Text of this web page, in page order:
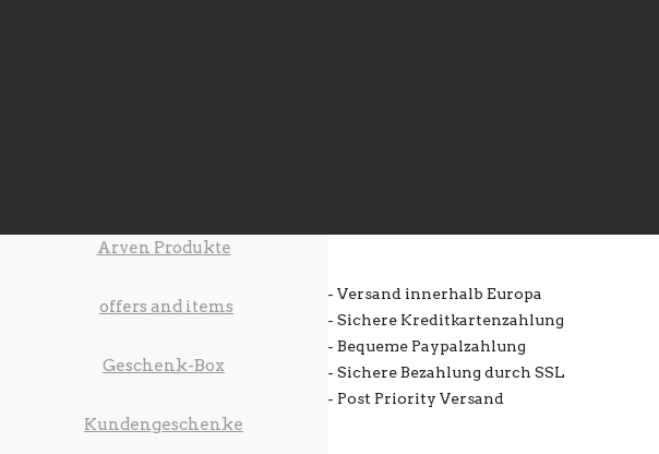
Arven Produkte
offers and items
Geschenk-Box
Kundengeschenke
- Versand innerhalb Europa
- Sichere Kreditkartenzahlung
- Bequeme Paypalzahlung
- Sichere Bezahlung durch SSL
- Post Priority Versand